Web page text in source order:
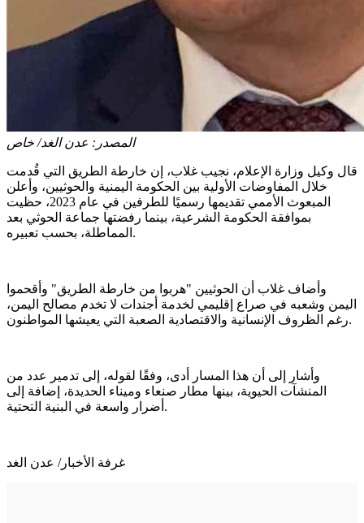
المصدر: عدن الغد/ خاص
قال وكيل وزارة الإعلام، نجيب غلاب، إن خارطة الطريق التي قُدمت
خلال المفاوضات الأولية بين الحكومة اليمنية والحوثيين، وأعلن
المبعوث الأممي تقديمها رسميًا للطرفين في عام 2023، حظيت
بموافقة الحكومة الشرعية، بينما رفضتها جماعة الحوثي بعد
المماطلة، بحسب تعبيره.
وأضاف غلاب أن الحوثيين "هربوا من خارطة الطريق" وأقحموا
اليمن وشعبه في صراع إقليمي لخدمة أجندات لا تخدم مصالح اليمن،
رغم الظروف الإنسانية والاقتصادية الصعبة التي يعيشها المواطنون.
وأشار إلى أن هذا المسار أدى، وفقًا لقوله، إلى تدمير عدد من
المنشآت الحيوية، بينها مطار صنعاء وميناء الحديدة، إضافة إلى
أضرار واسعة في البنية التحتية.
غرفة الأخبار/ عدن الغد